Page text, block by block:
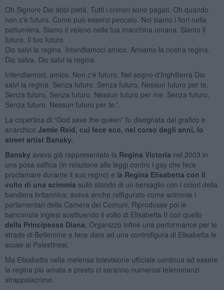
Oh Signore Dio abbi pietà. Tutti i crimini sono pagati. Oh quando
non c'è futuro. Come può esserci peccato. Noi siamo i fiori nella
pattumiera. Siamo il veleno nella tua macchina umana. Siamo il
futuro. Il tuo futuro
Dio salvi la regina. Intendiamoci amico. Amiamo la nostra regina.
Dio salva. Dio salvi la regina.
Intendiamoci, amico. Non c'è futuro. Nel sogno d'Inghilterra Dio
salvi la regina. Senza futuro. Senza futuro. Nessun futuro per te.
Senza futuro. Senza futuro. Nessun futuro per me. Senza futuro.
Senza futuro. Nessun futuro per te.”.
La copertina di “God save the queen” fu disegnata dal grafico e
anarchico Jamie Reid, cui fece eco, nel corso degli anni, lo
street artist Bansky.
Bansky aveva già rappresentato la Regina Victoria nel 2003 in
una posa saffica (in relazione alle leggi contro i gay che fece
proclamare durante il suo regno) e la Regina Elisabetta con il
volto di una scimmia sullo sfondo di un bersaglio con i colori della
bandiera britannica; aveva anche raffigurato come scimmie i
parlamentari della Camera dei Comuni. Riprodusse poi le
banconote inglesi sostituendo il volto di Elisabetta II con quello
della Principessa Diana. Organizzò infine una performance per le
strade di Betlemme e fece dare ad una controfigura di Elisabetta le
scuse ai Palestinesi.
Ma Elisabetta nella melensa televisione ufficiale continua ad essere
la regina più amata e presto ci saranno numerosi teleromanzi
strappalacrime.